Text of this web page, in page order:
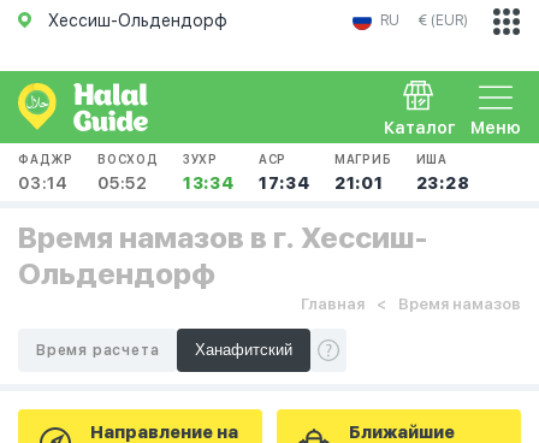
Хессиш-Ольдендорф RU € (EUR)
Меню
Каталог
ФАДЖР
03:14
ВОСХОД
05:52
ЗУХР
13:34
АСР
17:34
МАГРИБ
21:01
ИША
23:28
Время намазов в г. Хессиш-
Ольдендорф
Главная Время намазов
Время расчета
Направление на
Ближайшие